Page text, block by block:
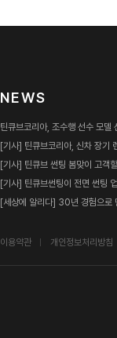
NEWS
틴큐브코리아, 조수행 선수 모델
[기사] 틴큐브코리아, 신차 장기
[기사] 틴큐브 썬팅 봄맞이 고객
[기사] 틴큐브썬팅이 전면 썬팅
[세상에 알리다] 30년 경험으
이용약관 개인정보처리방침